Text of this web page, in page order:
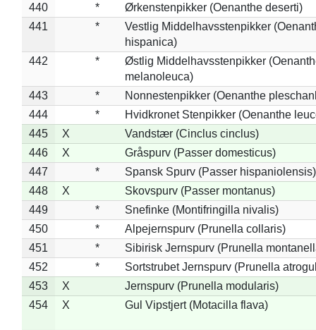
440
*
Ørkenstenpikker (Oenanthe deserti)
441
*
Vestlig Middelhavsstenpikker
hispanica)
442
*
Østlig Middelhavsstenpikker
melanoleuca)
443
*
Nonnestenpikker (Oenanthe
444
*
Hvidkronet Stenpikker (Oenanthe
445
X
Vandstær (Cinclus cinclus)
446
X
Gråspurv (Passer domesticus)
447
*
Spansk Spurv (Passer hispaniolensis)
448
X
Skovspurv (Passer montanus)
449
*
Snefinke (Montifringilla nivalis)
450
*
Alpejernspurv (Prunella collaris)
451
*
Sibirisk Jernspurv (Prunella
452
*
Sortstrubet Jernspurv (Prunella
453
X
Jernspurv (Prunella modularis)
454
X Gul Vipstjert (Motacilla flava)